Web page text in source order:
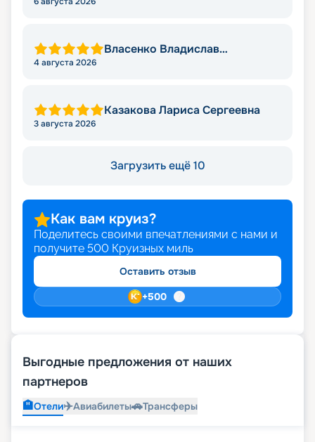
Власенко Владислав
4 августа 2026
Казакова Лариса Сергеевна
3 августа 2026
Загрузить ещё 10
Как вам круиз?
Поделитесь своими впечатлениями с нами и
получите 500 Круизных миль
Оставить отзыв
+500
Выгодные предложения от наших
партнеров
🏨Отели✈️Авиабилеты🚗Трансферы